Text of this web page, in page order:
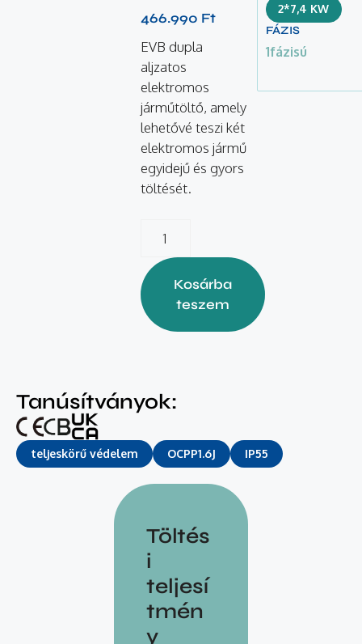
466.990 Ft
EVB dupla
aljzatos
elektromos
járműtöltő, amely
lehetővé teszi két
elektromos jármű
egyidejű és gyors
töltését.
Kosárba
teszem
2*7,4 KW
FÁZIS
1fázisú
Tanúsítványok:
teljeskörű védelem OCPP1.6J IP55
Töltés
i
teljesí
tmén
y